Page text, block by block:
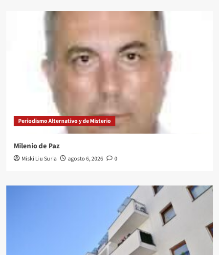
Periodismo Alternativo y de Misterio
Milenio de Paz
Miski Liu Suria agosto 6, 2026 0